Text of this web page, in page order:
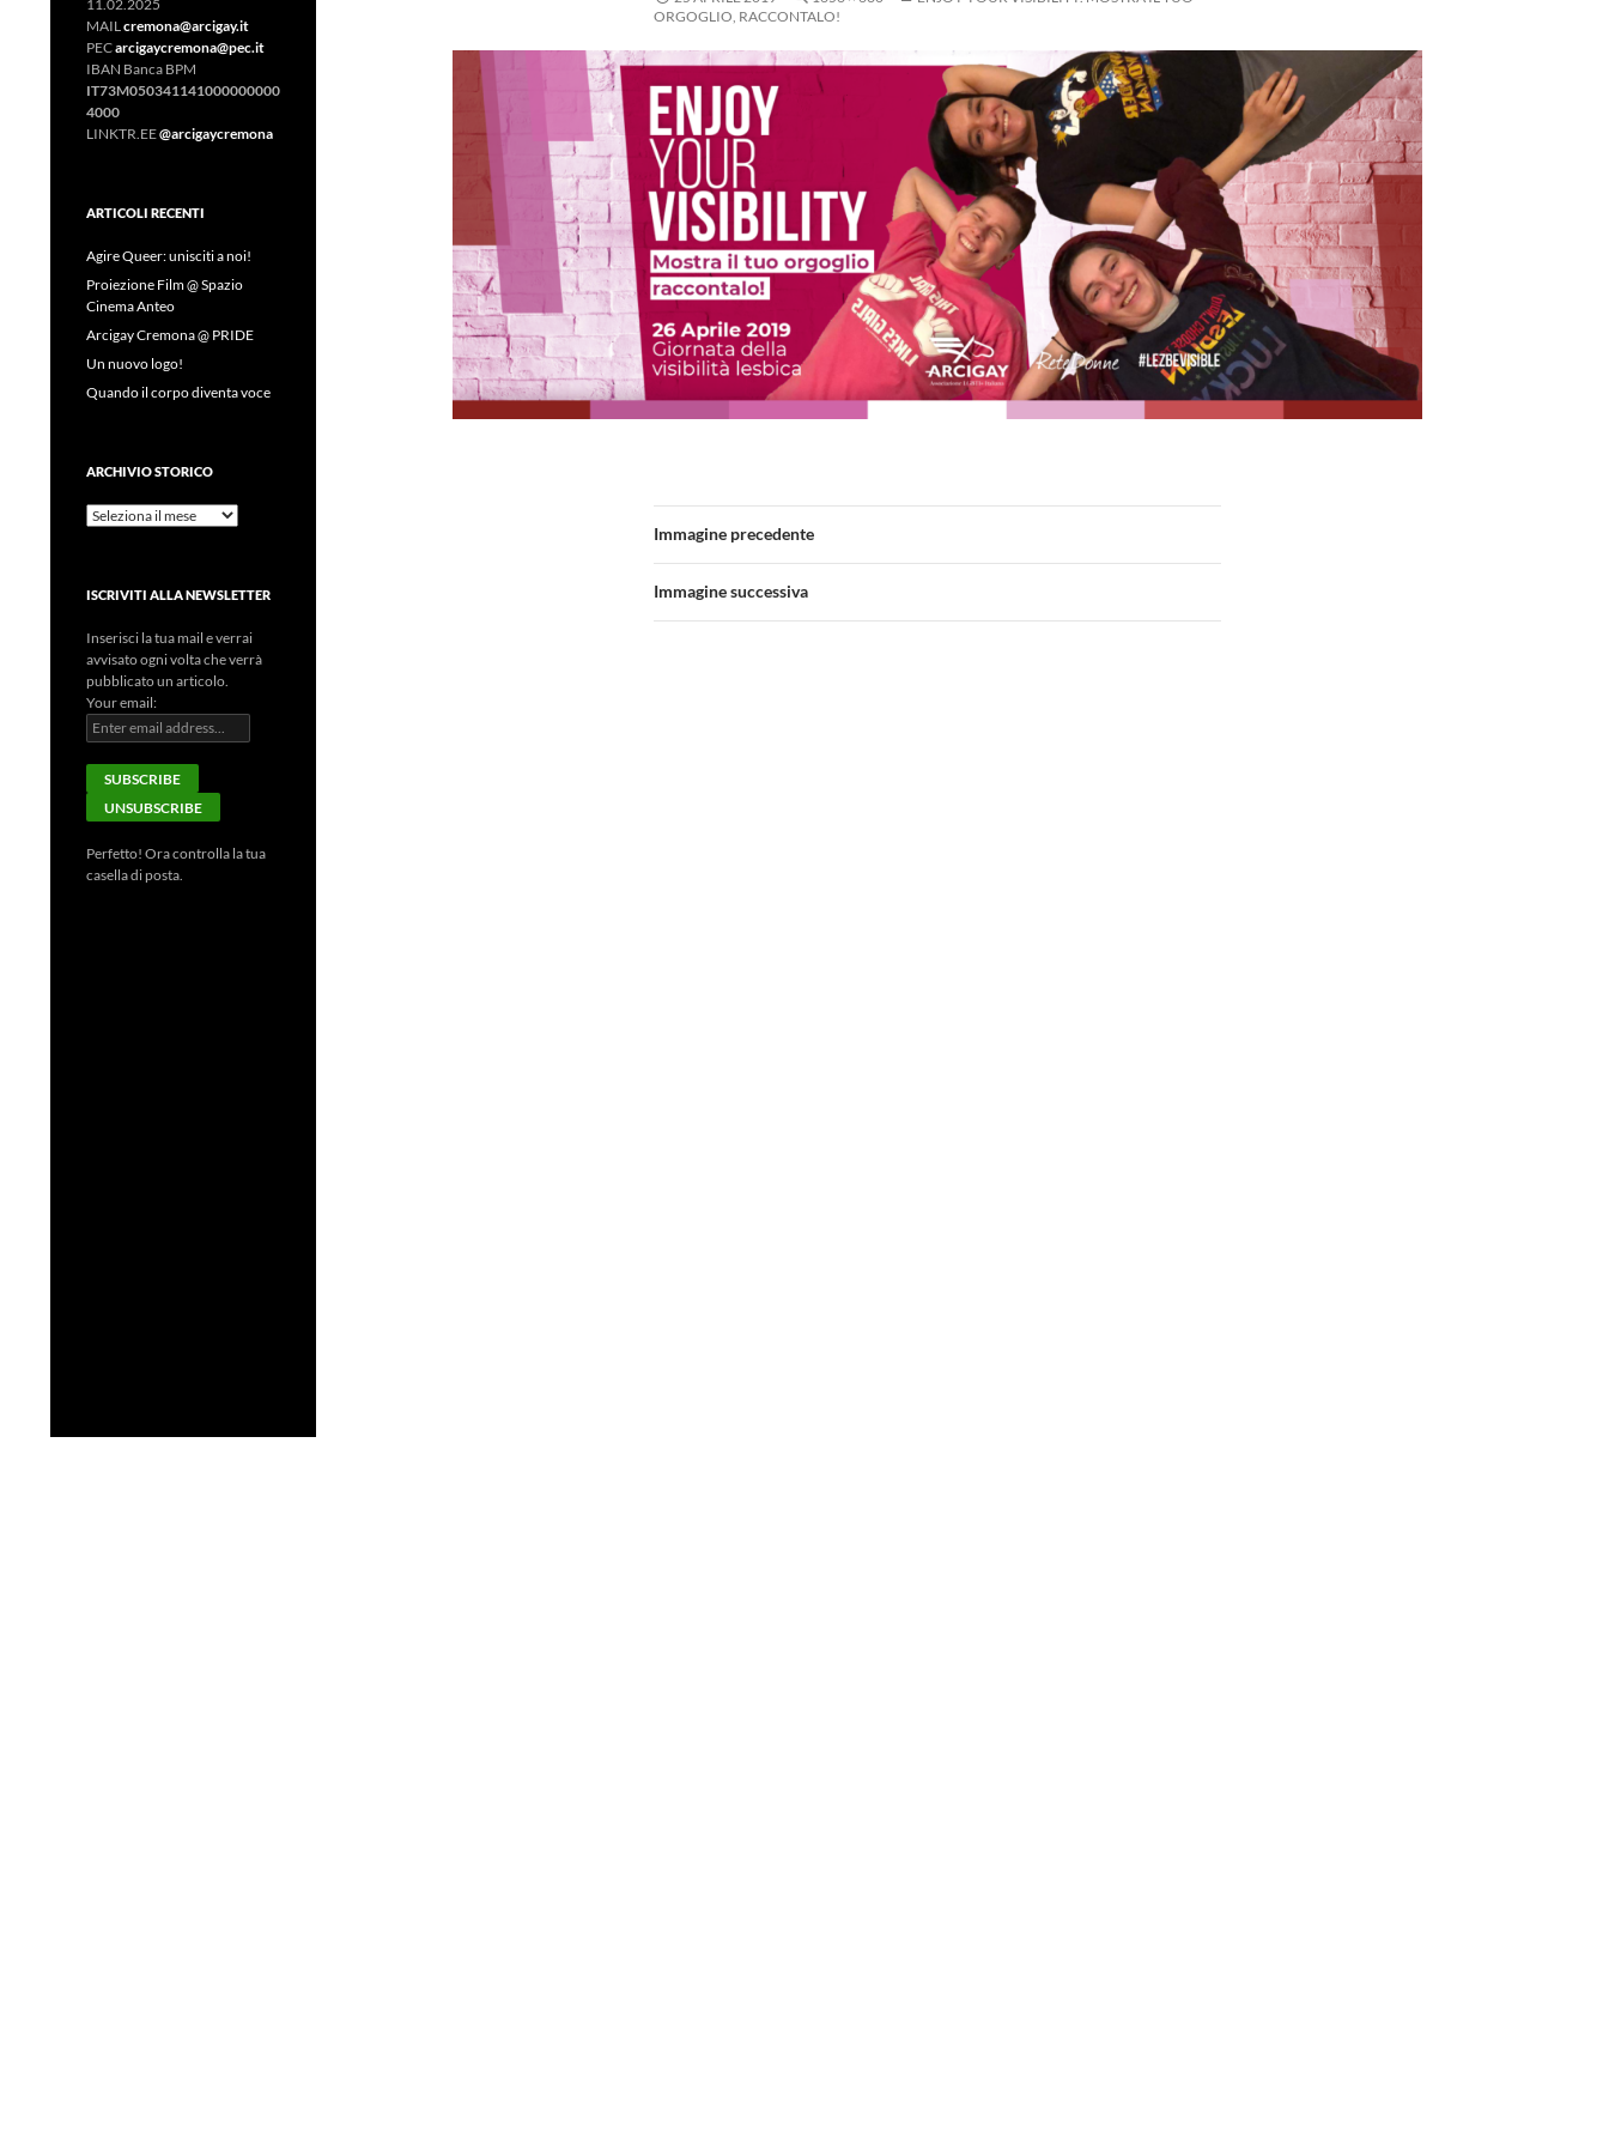
ORGOGLIO, RACCONTALO!
Immagine precedente
Immagine successiva
11.02.2025
MAILcremona@arcigay.it
PECarcigaycremona@pec.it
IBAN Banca BPM
IT73M050341141000000000
4000
LINKTR.EE@arcigaycremona
ARTICOLI RECENTI
Agire Queer: unisciti a noi!
Proiezione Film @ Spazio
Cinema Anteo
Arcigay Cremona @ PRIDE
Un nuovo logo!
Quando il corpo diventa voce
ARCHIVIO STORICO
Archivio
ISCRIVITI ALLA NEWSLETTER
Inserisci la tua mail e verrai
avvisato ogni volta che verrà
pubblicato un articolo.
Your email:
Perfetto! Ora controlla la tua
casella di posta.